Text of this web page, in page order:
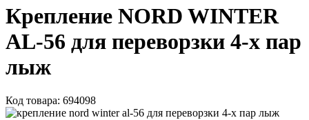
Крепление NORD WINTER
AL-56 для переворзки 4-х пар
лыж
Код товара: 694098